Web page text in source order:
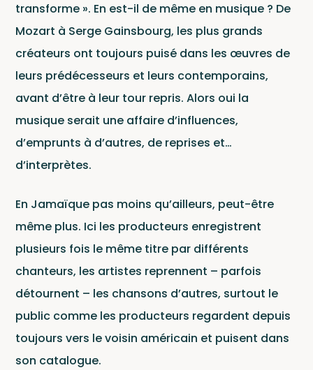
Le
transforme ». En est-il de même en musique ? De
Mozart à Serge Gainsbourg, les plus grands
créateurs ont toujours puisé dans les œuvres de
leurs prédécesseurs et leurs contemporains,
avant d’être à leur tour repris. Alors oui la
musique serait une affaire d’influences,
d’emprunts à d’autres, de reprises et…
d’interprètes.
En Jamaïque pas moins qu’ailleurs, peut-être
même plus. Ici les producteurs enregistrent
plusieurs fois le même titre par différents
chanteurs, les artistes reprennent – parfois
détournent – les chansons d’autres, surtout le
public comme les producteurs regardent depuis
toujours vers le voisin américain et puisent dans
son catalogue.
Ce site est protégé par reCAPTCHA et Google
Politique de confidentialitéet
Conditions d'utilisation.